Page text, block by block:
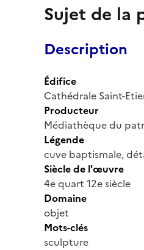
Sujet de la
Description
Édifice
Cathédrale Saint-
Producteur
Médiathèque du
Légende
cuve baptismale,
Siècle de l'œuvre
4e quart 12e siècle
Domaine
objet
Mots-clés
sculpture